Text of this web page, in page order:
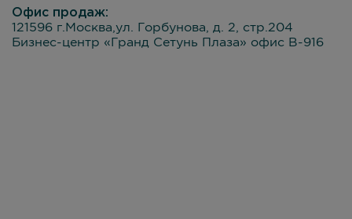
Офис продаж:
121596 г.Москва,ул. Горбунова, д. 2, стр.204
Бизнес-центр «Гранд Сетунь Плаза» офис В-916